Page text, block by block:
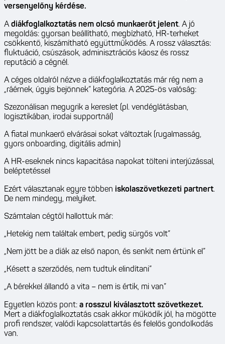
versenyelőny kérdése.
A diákfoglalkoztatás nem olcsó munkaerőt jelent. A jó
megoldás: gyorsan beállítható, megbízható, HR-terheket
csökkentő, kiszámítható együttműködés. A rossz választás:
fluktuáció, csúszások, adminisztrációs káosz és rossz
reputáció a cégnél.
A céges oldalról nézve a diákfoglalkoztatás már rég nem a
„ráérnek, úgyis bejönnek” kategória. A 2025-ös valóság:
Szezonálisan megugrik a kereslet (pl. vendéglátásban,
logisztikában, irodai supportnál)
A fiatal munkaerő elvárásai sokat változtak (rugalmasság,
gyors onboarding, digitális admin)
A HR-eseknek nincs kapacitása napokat tölteni interjúzással,
beléptetéssel
Ezért választanak egyre többen iskolaszövetkezeti partnert.
De nem mindegy, melyiket.
Számtalan cégtől hallottuk már:
„Hetekig nem találtak embert, pedig sürgős volt”
„Nem jött be a diák az első napon, és senkit nem értünk el”
„Késett a szerződés, nem tudtuk elindítani”
„A bérekkel állandó a vita – nem is értik, mi van”
Egyetlen közös pont: a rosszul kiválasztott szövetkezet.
Mert a diákfoglalkoztatás csak akkor működik jól, ha mögötte
profi rendszer, valódi kapcsolattartás és felelős gondolkodás
van.